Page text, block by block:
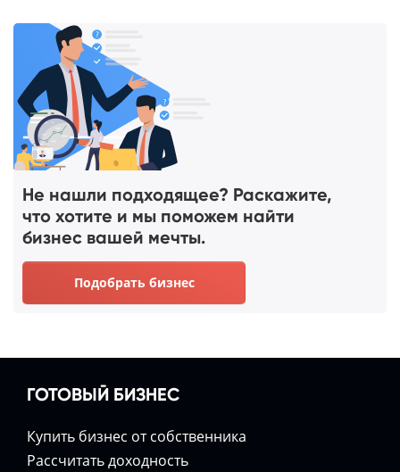
Не нашли подходящее? Раскажите,
что хотите и мы поможем найти
бизнес вашей мечты.
Подобрать бизнес
ГОТОВЫЙ БИЗНЕС
Купить бизнес от собственника
Расcчитать доходность